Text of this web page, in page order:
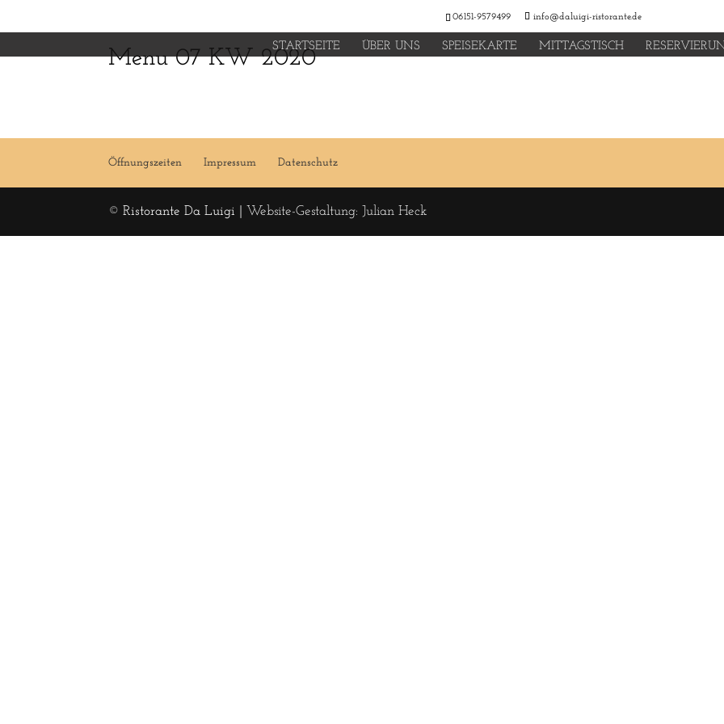
06151-9579499 info@daluigi-ristorante.de
STARTSEITE ÜBER UNS SPEISEKARTE MITTAGSTISCH
Menu 07 KW 2020
Öffnungszeiten Impressum Datenschutz
© Ristorante Da Luigi | Website-Gestaltung: Julian Heck